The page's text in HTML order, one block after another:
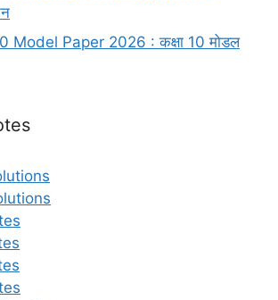
Model Paper 2026 : कक्षा 10 मोडल